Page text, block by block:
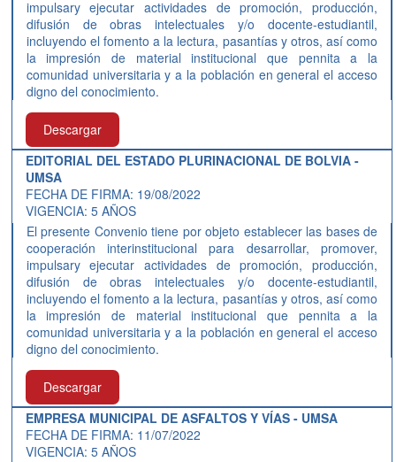
impulsary ejecutar actividades de promoción, producción,
difusión de obras intelectuales y/o docente-estudiantil,
incluyendo el fomento a la lectura, pasantías y otros, así como
la impresión de material institucional que pennita a la
comunidad universitaria y a la población en general el acceso
digno del conocimiento.
Descargar
EDITORIAL DEL ESTADO PLURINACIONAL DE BOLVIA -
UMSA
FECHA DE FIRMA: 19/08/2022
VIGENCIA: 5 AÑOS
El presente Convenio tiene por objeto establecer las bases de
cooperación interinstitucional para desarrollar, promover,
impulsary ejecutar actividades de promoción, producción,
difusión de obras intelectuales y/o docente-estudiantil,
incluyendo el fomento a la lectura, pasantías y otros, así como
la impresión de material institucional que pennita a la
comunidad universitaria y a la población en general el acceso
digno del conocimiento.
Descargar
EMPRESA MUNICIPAL DE ASFALTOS Y VÍAS - UMSA
FECHA DE FIRMA: 11/07/2022
VIGENCIA: 5 AÑOS